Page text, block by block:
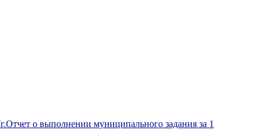
Отчет о выполнении муниципального задания за 1